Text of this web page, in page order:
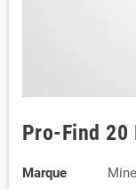
Pro-Find 20
Marque